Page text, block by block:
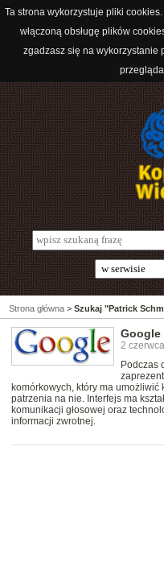
Ta strona wykorzystuje pliki
włączoną obsługę plików
zgadzasz się na wykorzystanie
Strona główna > Szukaj "Patrick
Google
2
Podczas
komórkowych, który ma
patrzenia na nie. Interfejs ma
komunikacji głosowej oraz
informacji zwrotnej.